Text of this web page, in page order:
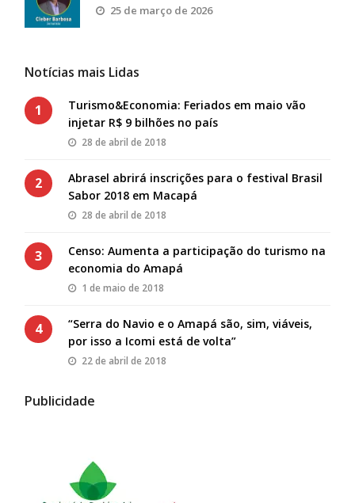
25 de março de 2026
Notícias mais Lidas
1
Turismo&Economia: Feriados em maio vão
injetar R$ 9 bilhões no país
28 de abril de 2018
2
Abrasel abrirá inscrições para o festival Brasil
Sabor 2018 em Macapá
28 de abril de 2018
3
Censo: Aumenta a participação do turismo na
economia do Amapá
1 de maio de 2018
4
“Serra do Navio e o Amapá são, sim, viáveis,
por isso a Icomi está de volta”
22 de abril de 2018
Publicidade